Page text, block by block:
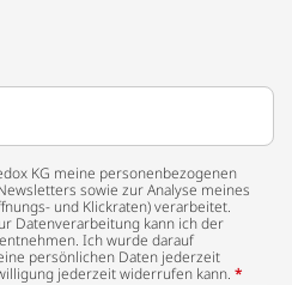
KG meine personenbezogenen
sowie zur Analyse meines
und Klickraten) verarbeitet.
Datenverarbeitung kann ich der
entnehmen. Ich wurde darauf
persönlichen Daten jederzeit
jederzeit widerrufen kann. *